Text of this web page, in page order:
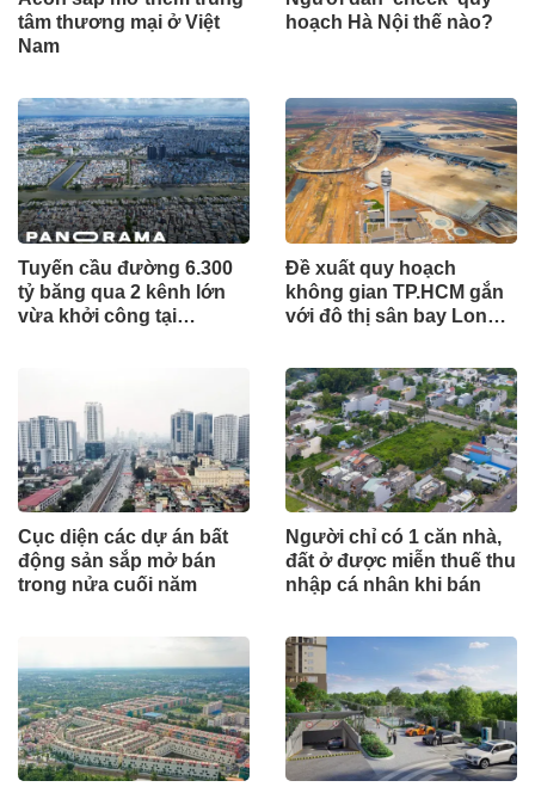
tâm thương mại ở Việt
Nam
hoạch Hà Nội thế nào?
Tuyến cầu đường 6.300
tỷ băng qua 2 kênh lớn
vừa khởi công tại
Đề xuất quy hoạch
không gian TP.HCM gắn
với đô thị sân bay Long
Cục diện các dự án bất
động sản sắp mở bán
trong nửa cuối năm
Người chỉ có 1 căn nhà,
đất ở được miễn thuế thu
nhập cá nhân khi bán